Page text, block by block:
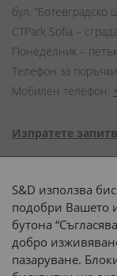
бул. “Ботевградско
CTPark Sofia –
Понеделник –
Телефон за
Мобилен телефон:
Изпратете
S&D използва
подобри Вашето
бутона
добро
пазаруване.